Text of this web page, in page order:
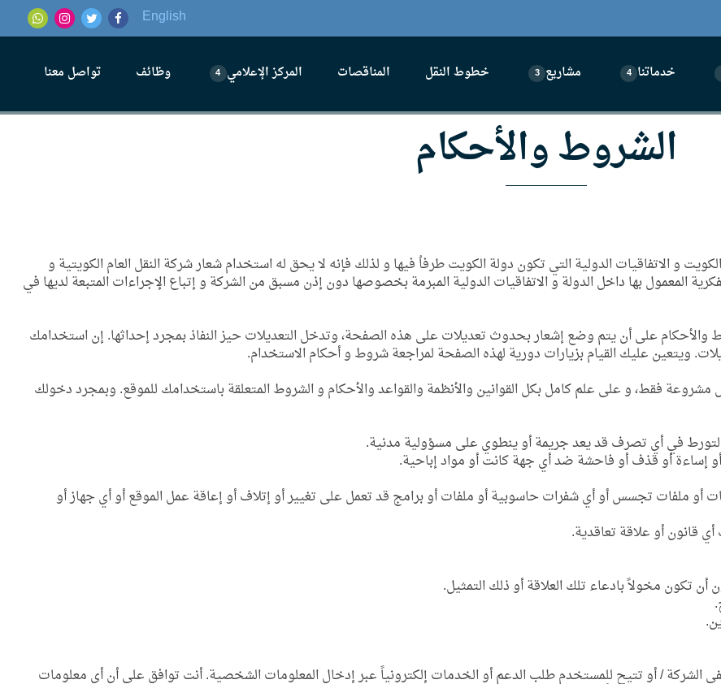
English
خدماتنا 4 مشاريع 3 خطوط النقل المناقصات المركز الإعلامي 4 وظائف تواصل معنا
الشروط والأحكام
و الاتفاقيات الدولية التي تكون دولة الكويت طرفاُ فيها و لذلك فإنه لا يحق له استخدام شعار شركة النقل العام الكويتية و
المعمول بها داخل الدولة و الاتفاقيات الدولية المبرمة بخصوصها دون إذن مسبق من الشركة و إتباع الإجراءات المتبعة لديها في
والأحكام على أن يتم وضع إشعار بحدوث تعديلات على هذه الصفحة، وتدخل التعديلات حيز النفاذ بمجرد إحداثها. إن استخدامك
ويتعين عليك القيام بزيارات دورية لهذه الصفحة لمراجعة شروط و أحكام الاستخدام.
فقط، و على علم كامل بكل القوانين والأنظمة والقواعد والأحكام و الشروط المتعلقة باستخدامك للموقع. وبمجرد دخولك
أو ملفات تجسس أو أي شفرات حاسوبية أو ملفات أو برامج قد تعمل على تغيير أو إتلاف أو إعاقة عمل الموقع أو أي جهاز أو
الشركة / أو تتيح للمستخدم طلب الدعم أو الخدمات إلكترونياً عبر إدخال المعلومات الشخصية. أنت توافق على أن أي معلومات